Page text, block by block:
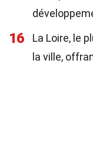
16
La Loire, le
la ville,